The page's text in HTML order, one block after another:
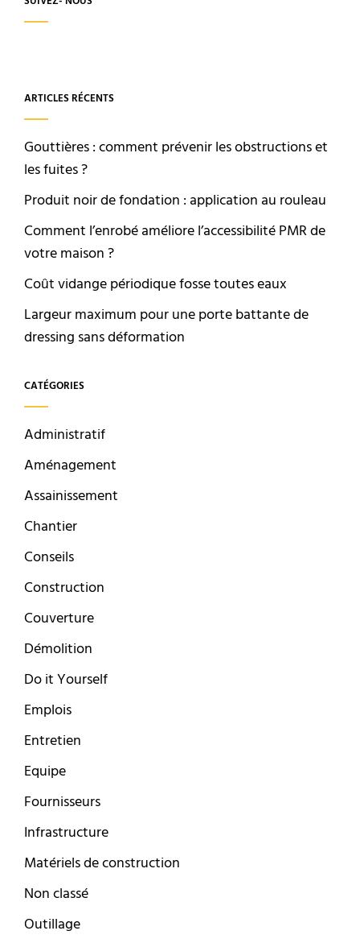
ARTICLES RÉCENTS
Gouttières : comment prévenir les obstructions et
les fuites ?
Produit noir de fondation : application au rouleau
Comment l’enrobé améliore l’accessibilité PMR de
votre maison ?
Coût vidange périodique fosse toutes eaux
Largeur maximum pour une porte battante de
dressing sans déformation
CATÉGORIES
Administratif
Aménagement
Assainissement
Chantier
Conseils
Construction
Couverture
Démolition
Do it Yourself
Emplois
Entretien
Equipe
Fournisseurs
Infrastructure
Matériels de construction
Non classé
Outillage